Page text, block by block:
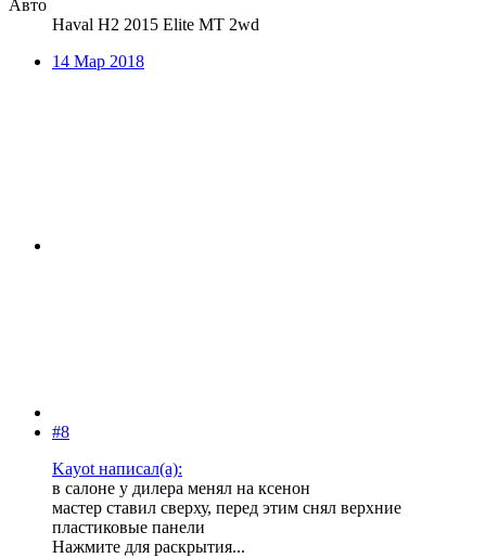
Авто
Haval H2 2015 Elite MT 2wd
14 Мар 2018
#8
Kayot написал(а):
в салоне у дилера менял на ксенон
мастер ставил сверху, перед этим снял верхние
пластиковые панели
Нажмите для раскрытия...